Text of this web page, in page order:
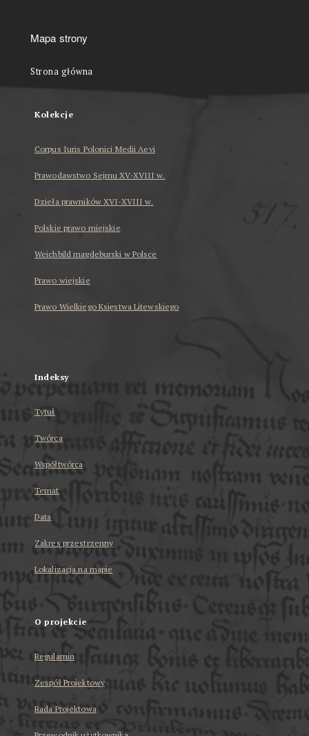
Mapa strony
Strona główna
Kolekcje
Corpus Iuris Polonici Medii Aevi
Prawodawstwo Sejmu XV-XVIII w.
Dzieła prawników XVI-XVIII w.
Polskie prawo miejskie
Weichbild magdeburski w Polsce
Prawo wiejskie
Prawo Wielkiego Księstwa Litewskiego
Indeksy
Tytuł
Twórca
Współtwórca
Temat
Data
Zakres przestrzenny
Lokalizacja na mapie
O projekcie
Regulamin
Zespół Projektowy
Rada Projektowa